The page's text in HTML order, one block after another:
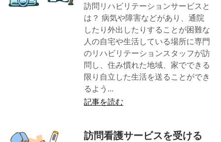
訪問リハビリテーションサービスと
は？ 病気や障害などがあり、通院
したり外出したりすることが困難な
人の自宅や生活している場所に専門
のリハビリテーションスタッフが訪
問し、住み慣れた地域、家でできる
限り自立した生活を送ることができ
るよう...
記事を読む
訪問看護サービスを受ける